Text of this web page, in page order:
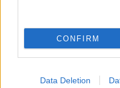
CONFIRM
Data Deletion